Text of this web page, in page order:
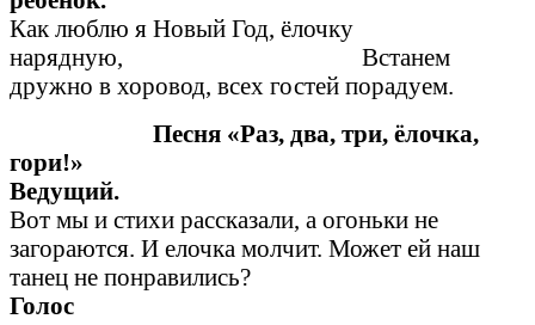
Как люблю я Новый Год, ёлочку
нарядную, Встанем
дружно в хоровод, всех гостей порадуем.
Песня «Раз, два, три, ёлочка,
гори!»
Вот мы и стихи рассказали, а огоньки не
загораются. И елочка молчит. Может ей наш
танец не понравились?
Голос